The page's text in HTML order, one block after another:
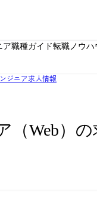
ア職種ガイド転職ノウハ
ジニア求人情報
Web）